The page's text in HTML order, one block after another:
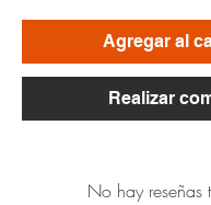
Agregar al
Realizar
No hay reseñas